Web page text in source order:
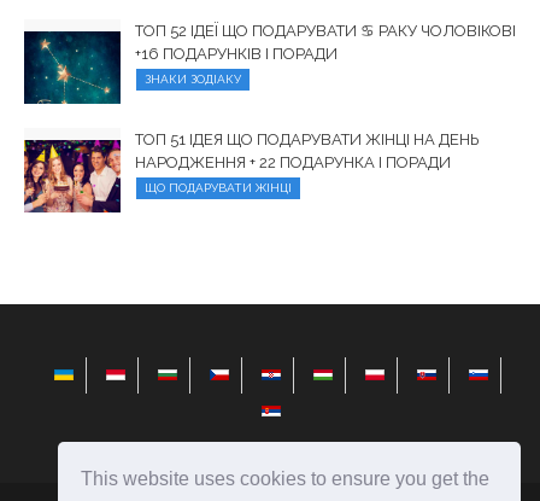
This website uses cookies to ensure you get the
ТОП 52 ІДЕЇ ЩО ПОДАРУВАТИ ♋︎ РАКУ ЧОЛОВІКОВІ
+16 ПОДАРУНКІВ І ПОРАДИ
ЗНАКИ ЗОДІАКУ
ТОП 51 ІДЕЯ ЩО ПОДАРУВАТИ ЖІНЦІ НА ДЕНЬ
НАРОДЖЕННЯ + 22 ПОДАРУНКА І ПОРАДИ
ЩО ПОДАРУВАТИ ЖІНЦІ